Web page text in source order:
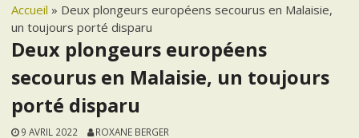
Accueil » Deux plongeurs européens secourus en Malaisie,
un toujours porté disparu
Deux plongeurs européens
secourus en Malaisie, un toujours
porté disparu
9 AVRIL 2022 ROXANE BERGER